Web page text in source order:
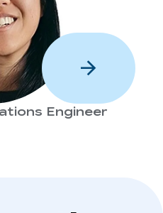
arrow_forward
Engineer